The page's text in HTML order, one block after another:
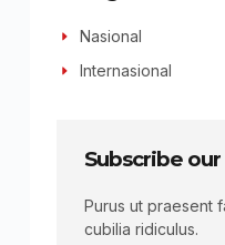
Nasional
Internasional
Subscribe
Purus ut praesent
cubilia ridiculus.